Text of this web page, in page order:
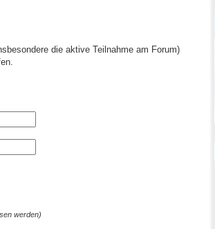
die aktive Teilnahme am Forum)
werden)